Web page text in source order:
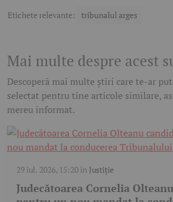
Etichete relevante: tribunalul arges
Mai multe despre acest
Descoperă mai multe știri care te-ar
selectat pentru tine articole similare,
mereu informat.
29 iul. 2026, 15:20în Justiție
Judecătoarea Cornelia